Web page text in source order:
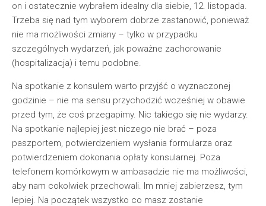
on i ostatecznie wybrałem idealny dla siebie, 12. listopada.
Trzeba się nad tym wyborem dobrze zastanowić, ponieważ
nie ma możliwości zmiany – tylko w przypadku
szczególnych wydarzeń, jak poważne zachorowanie
(hospitalizacja) i temu podobne.
Na spotkanie z konsulem warto przyjść o wyznaczonej
godzinie – nie ma sensu przychodzić wcześniej w obawie
przed tym, że coś przegapimy. Nic takiego się nie wydarzy.
Na spotkanie najlepiej jest niczego nie brać – poza
paszportem, potwierdzeniem wysłania formularza oraz
potwierdzeniem dokonania opłaty konsularnej. Poza
telefonem komórkowym w ambasadzie nie ma możliwości,
aby nam cokolwiek przechowali. Im mniej zabierzesz, tym
lepiej. Na początek wszystko co masz zostanie